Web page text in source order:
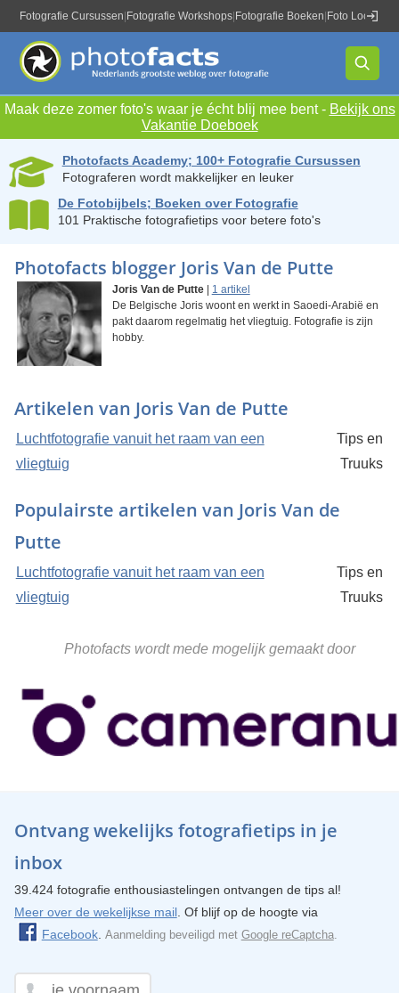
Fotografie Cursussen Fotografie Workshops Fotografie Boeken Foto Locaties
Maak deze zomer foto's waar je écht blij mee bent - Bekijk ons
Vakantie Doeboek
Photofacts Academy; 100+ Fotografie Cursussen
Fotograferen wordt makkelijker en leuker
De Fotobijbels; Boeken over Fotografie
101 Praktische fotografietips voor betere foto's
Photofacts blogger Joris Van de Putte
Joris Van de Putte| 1 artikel
De Belgische Joris woont en werkt in Saoedi-Arabië en
pakt daarom regelmatig het vliegtuig. Fotografie is zijn
hobby.
Artikelen van Joris Van de Putte
Luchtfotografie vanuit het raam van een
vliegtuig
Tips en
Truuks
Populairste artikelen van Joris Van de
Putte
Luchtfotografie vanuit het raam van een
vliegtuig
Tips en
Truuks
Photofacts wordt mede mogelijk gemaakt door
Ontvang wekelijks fotografietips in je
inbox
39.424 fotografie enthousiastelingen ontvangen de tips al!
Meer over de wekelijkse mail. Of blijf op de hoogte via
Facebook. Aanmelding beveiligd met Google reCaptcha.